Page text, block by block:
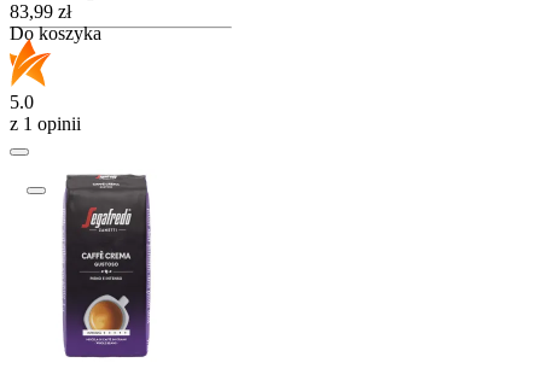
Cena
83,99 zł
Do koszyka
5.0
z 1 opinii